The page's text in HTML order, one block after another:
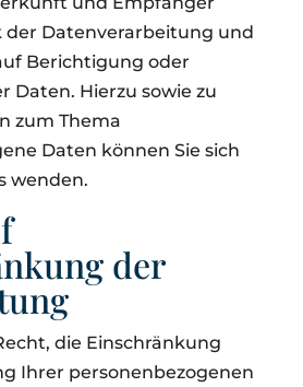
der Datenverarbeitung und
Berichtigung oder
Daten. Hierzu sowie zu
zum Thema
Daten können Sie sich
wenden.
der
die Einschränkung
Ihrer personenbezogenen